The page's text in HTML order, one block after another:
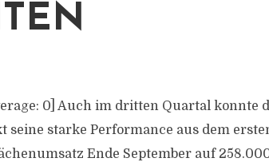
0] Auch im dritten Quartal konnte
starke Performance aus dem
Ende September auf